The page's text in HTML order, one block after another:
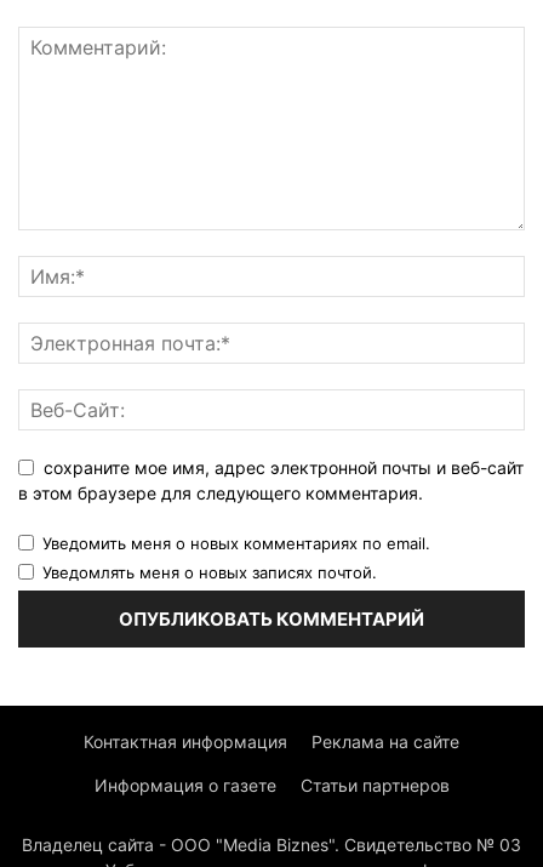
сохраните мое имя, адрес электронной почты и веб-сайт
в этом браузере для следующего комментария.
Уведомить меня о новых комментариях по email.
Уведомлять меня о новых записях почтой.
Контактная информация Реклама на сайте
Информация о газете Статьи партнеров
Владелец сайта - ООО "Media Biznes". Свидетельство № 03